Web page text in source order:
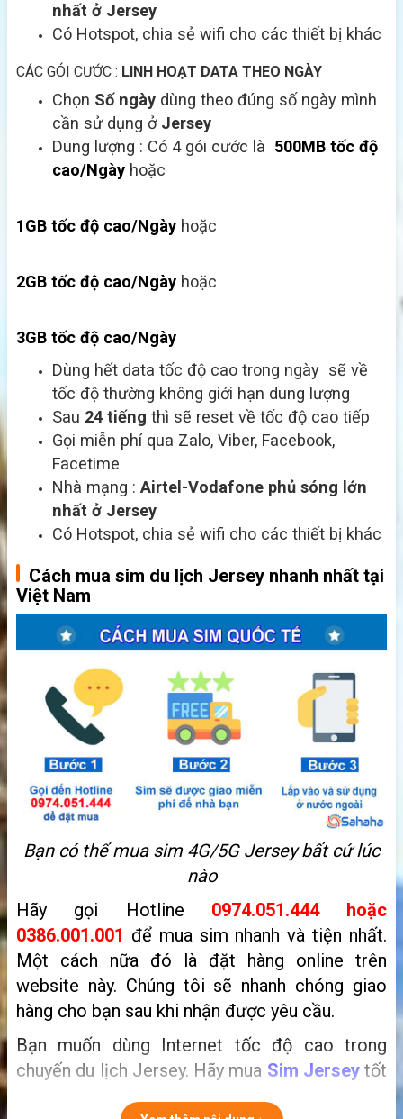
nhất ở Jersey
Có Hotspot, chia sẻ wifi cho các thiết bị khác
CÁC GÓI CƯỚC : LINH HOẠT DATA THEO NGÀY
Chọn Số ngày dùng theo đúng số ngày mình
cần sử dụng ở Jersey
Dung lượng : Có 4 gói cước là 500MB tốc độ
cao/Ngày hoặc
1GB tốc độ cao/Ngày hoặc
2GB tốc độ cao/Ngày hoặc
3GB tốc độ cao/Ngày
Dùng hết data tốc độ cao trong ngày sẽ về
tốc độ thường không giới hạn dung lượng
Sau 24 tiếng thì sẽ reset về tốc độ cao tiếp
Gọi miễn phí qua Zalo, Viber, Facebook,
Facetime
Nhà mạng : Airtel-Vodafone phủ sóng lớn
nhất ở Jersey
Có Hotspot, chia sẻ wifi cho các thiết bị khác
Cách mua sim du lịch Jersey nhanh nhất tại
Việt Nam
Bạn có thể mua sim 4G/5G Jersey bất cứ lúc
nào
Hãy gọi Hotline 0974.051.444 hoặc
0386.001.001 để mua sim nhanh và tiện nhất.
Một cách nữa đó là đặt hàng online trên
website này. Chúng tôi sẽ nhanh chóng giao
hàng cho bạn sau khi nhận được yêu cầu.
Bạn muốn dùng Internet tốc độ cao trong
chuyến du lịch Jersey. Hãy mua Sim Jersey tốt